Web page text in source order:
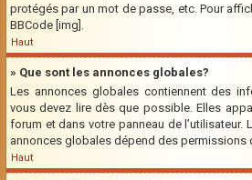
protégés par un mot de passe, etc. Pour
BBCode [img].
Haut
» Que sont les annonces globales?
Les annonces globales contiennent des
vous devez lire dès que possible. Elles
forum et dans votre panneau de
annonces globales dépend des permissions
Haut